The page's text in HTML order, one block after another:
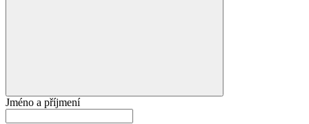
Jméno a příjmení